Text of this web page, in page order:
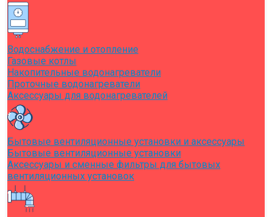
Водоснабжение и отопление
Газовые котлы
Накопительные водонагреватели
Проточные водонагреватели
Аксессуары для водонагревателей
Бытовые вентиляционные установки и аксессуары
Бытовые вентиляционные установки
Аксессуары и сменные фильтры для бытовых
вентиляционных установок